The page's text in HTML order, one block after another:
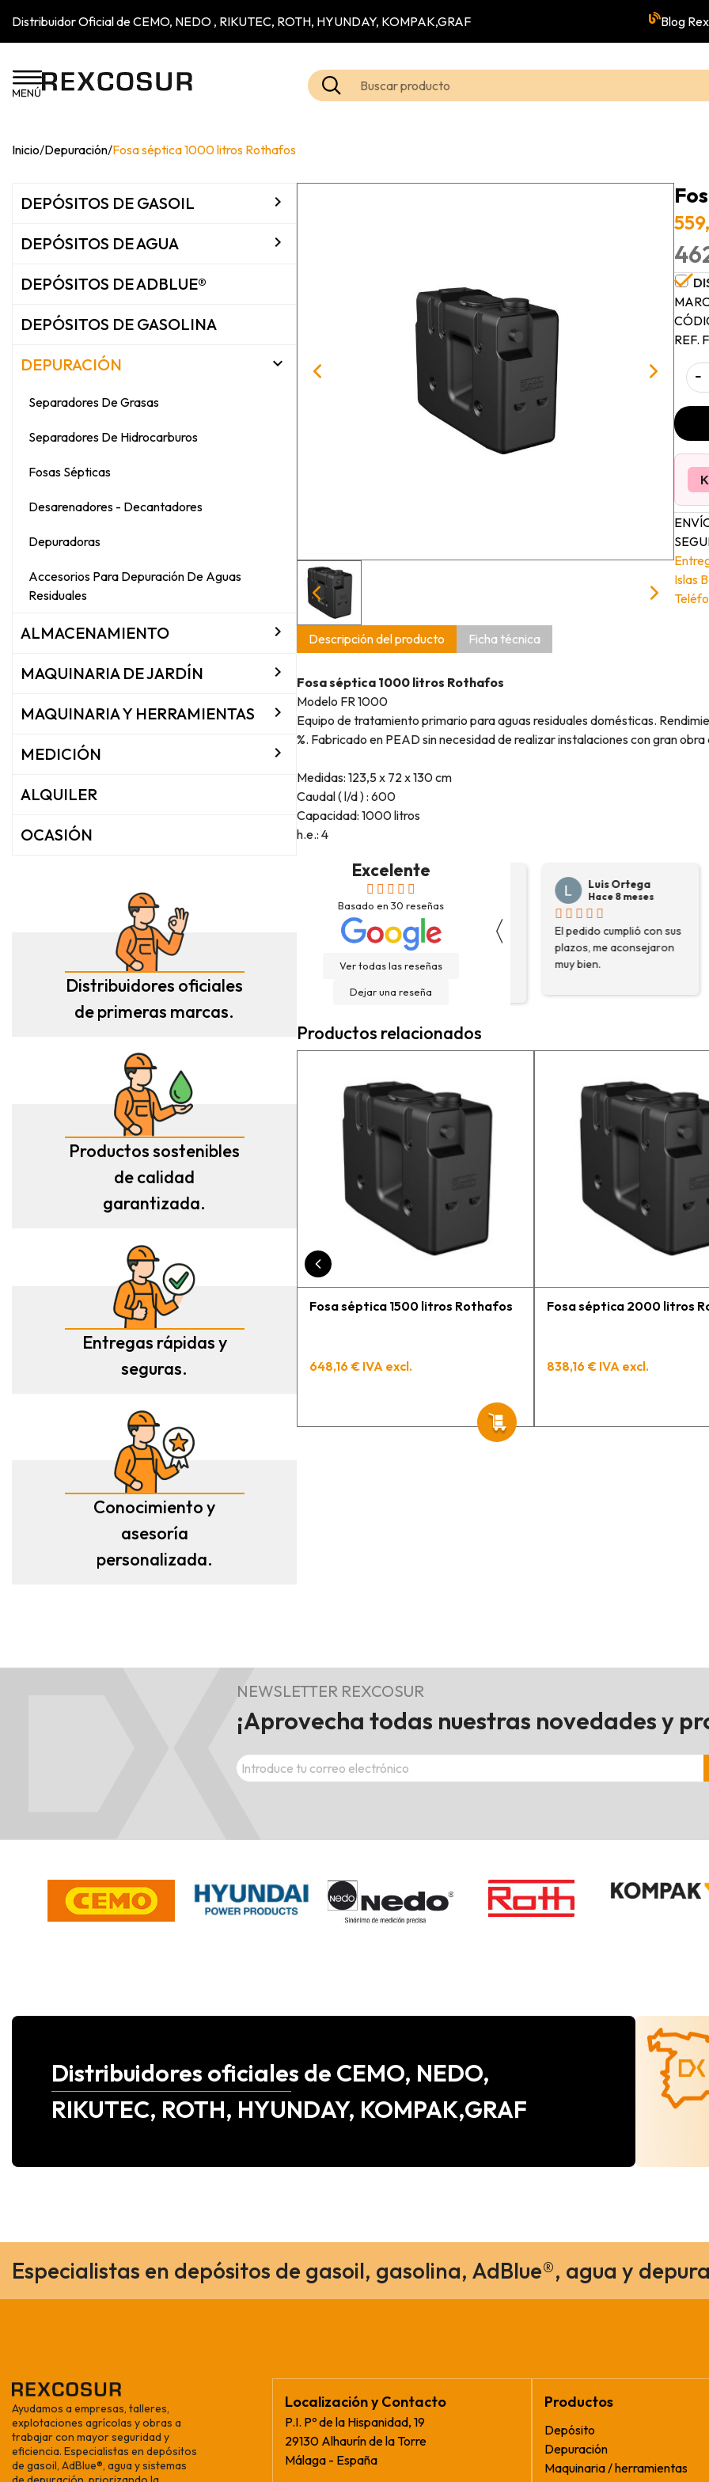
Distribuidor Oficial de CEMO, NEDO , RIKUTEC, ROTH, HYUNDAY, KOMPAK,GRAF Blog
Inicio/Depuración/Fosa séptica 1000 litros Rothafos
DEPÓSITOS DE GASOIL 
DEPÓSITOS DE AGUA 
DEPÓSITOS DE ADBLUE®
DEPÓSITOS DE GASOLINA
DEPURACIÓN 
Separadores De Grasas
Separadores De Hidrocarburos
Fosas Sépticas
Desarenadores - Decantadores
Depuradoras
Accesorios Para Depuración De Aguas
Residuales
ALMACENAMIENTO 
MAQUINARIA DE JARDÍN 
MAQUINARIA Y HERRAMIENTAS 
MEDICIÓN 
ALQUILER
OCASIÓN
Distribuidores oficiales
de primeras marcas.
Productos sostenibles
de calidad
garantizada.
Entregas rápidas y
seguras.
Conocimiento y
asesoría
personalizada.
REF.
-
Islas
Descripción del producto Ficha técnica
Fosa séptica 1000 litros Rothafos
Modelo FR 1000
Equipo de tratamiento primario para aguas residuales domésticas.
%. Fabricado en PEAD sin necesidad de realizar instalaciones con gran obra
Medidas: 123,5 x 72 x 130 cm
Caudal ( l/d ) : 600
Capacidad: 1000 litros
h.e.: 4
Excelente
Basado en30 reseñas
Ver todas las reseñas
Dejar una reseña
〈
knowledge and insight
them again if needed.
con salvador, para la
compra de mi depósito de
litros ! Todo rápido, claro
y perfecto el transporte !
Es un placer cuando todo
Josep Ramon
Sanahuja
Hace 6 meses
Compré depósito de
agua, llegó incluso antes
de lo esperado. Buen
servicio, y servicio
Luis Ortega
Hace 8 meses
El pedido cumplió con sus
plazos, me aconsejaron
muy bien.
Productos relacionados
Fosa séptica 1500 litros Rothafos
648,16 € IVA excl.
Fosa séptica 2000 litros
838,16 € IVA excl.
NEWSLETTER REXCOSUR
¡Aprovecha todas nuestras novedades y
Distribuidores oficiales de CEMO, NEDO,
RIKUTEC, ROTH, HYUNDAY, KOMPAK,GRAF
Especialistas en depósitos de gasoil, gasolina, AdBlue®, agua y
Ayudamos a empresas, talleres,
explotaciones agrícolas y obras a
trabajar con mayor seguridad y
eficiencia. Especialistas en depósitos
de gasoil, AdBlue®, agua y sistemas
Localización y Contacto
P.I. Pº de la Hispanidad, 19
29130 Alhaurín de la Torre
Málaga - España
Productos
Depósito
Depuración
Maquinaria / herramientas